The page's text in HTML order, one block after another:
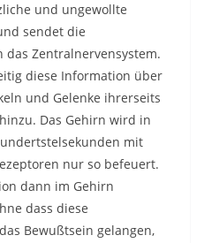
und ungewollte
sendet die
das Zentralnervensystem.
diese Information über
und Gelenke ihrerseits
Das Gehirn wird in
mit
nur so befeuert.
dann im Gehirn
dass diese
Bewußtsein gelangen,